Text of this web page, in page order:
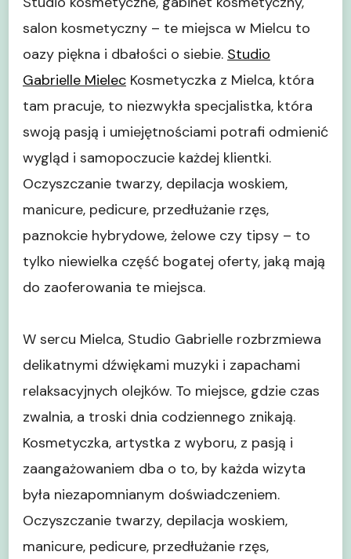
Studio
Gabrielle
salon kosmetyczny – te miejsca w Mielcu to
oazy piękna i dbałości o siebie. Studio
Gabrielle Mielec Kosmetyczka z Mielca, która
tam pracuje, to niezwykła specjalistka, która
swoją pasją i umiejętnościami potrafi odmienić
wygląd i samopoczucie każdej klientki.
Oczyszczanie twarzy, depilacja woskiem,
manicure, pedicure, przedłużanie rzęs,
paznokcie hybrydowe, żelowe czy tipsy – to
tylko niewielka część bogatej oferty, jaką mają
do zaoferowania te miejsca.
W sercu Mielca, Studio Gabrielle rozbrzmiewa
delikatnymi dźwiękami muzyki i zapachami
relaksacyjnych olejków. To miejsce, gdzie czas
zwalnia, a troski dnia codziennego znikają.
Kosmetyczka, artystka z wyboru, z pasją i
zaangażowaniem dba o to, by każda wizyta
była niezapomnianym doświadczeniem.
Oczyszczanie twarzy, depilacja woskiem,
manicure, pedicure, przedłużanie rzęs,